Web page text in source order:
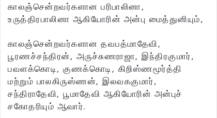
காலஞ்சென்றவர்களான பரிபாலினா,
உருத்திரபாலினா ஆகியோரின் அன்பு மைத்துனியும்,
காலஞ்சென்றவர்களான தவபத்மாதேவி,
பூரணச்சந்திரன், அருச்சுணராஜா, இந்திரகுமார்,
பவளக்கொடி, குணக்கொடி, கிறிஸ்ணமூர்த்தி
மற்றும் பாலகிருஸ்ணன், இலவககுமார்,
சந்திராதேவி, பூமாதேவி ஆகியோரின் அன்புச்
சகோதரியும் ஆவார்.